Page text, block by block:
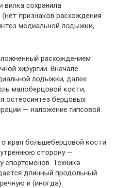
вилка сохранила
признаков расхождения
медиальной лодыжки,
расхождением
хирургии. Вначале
лодыжки, далее
малоберцовой кости,
остеосинтез берцовых
— наложение гипсовой
края большеберцовой кости
сторону —
спортсменов. Техника
длинный продольный
и (иногда)